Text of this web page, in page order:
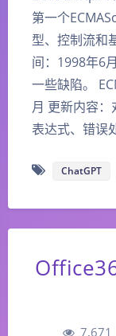
第一个
型、控制流和
间：1998年6
一些缺陷。
月 更新内容
表达式、错误
ChatGPT
7,671